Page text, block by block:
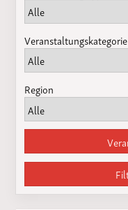
Veranstaltungskategorie
Region